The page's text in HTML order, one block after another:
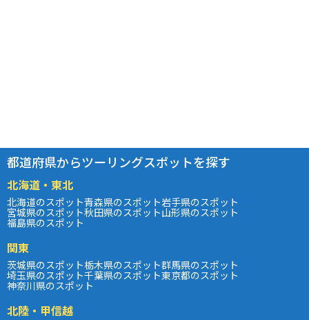
都道府県からツーリングスポットを探す
北海道・東北
北海道のスポット青森県のスポット岩手県のスポット
宮城県のスポット秋田県のスポット山形県のスポット
福島県のスポット
関東
茨城県のスポット栃木県のスポット群馬県のスポット
埼玉県のスポット千葉県のスポット東京都のスポット
神奈川県のスポット
北陸・甲信越